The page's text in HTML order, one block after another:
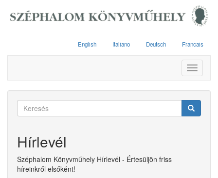
English Italiano Deutsch Francais
Toggle
Keresés
Hírlevél
Széphalom Könyvműhely Hírlevél - Értesüljön friss
híreinkről elsőként!